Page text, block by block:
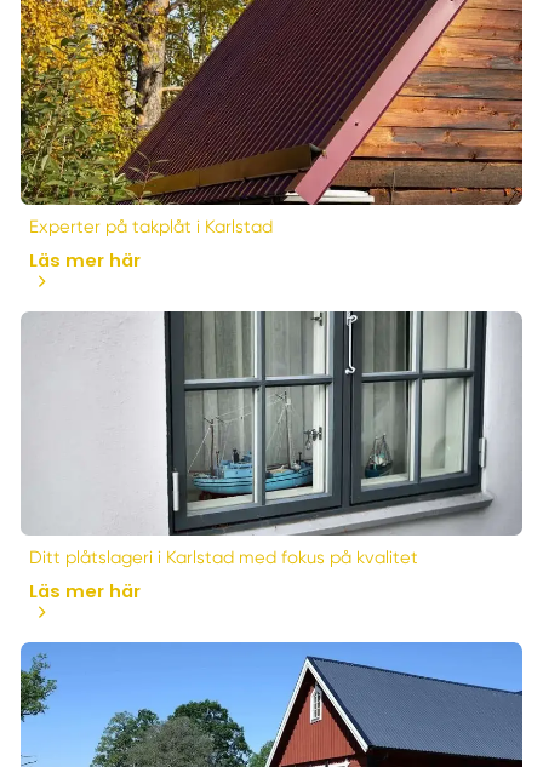
Experter på takplåt i Karlstad
Läs mer här
Ditt plåtslageri i Karlstad med fokus på kvalitet
Läs mer här